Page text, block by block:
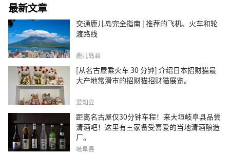
最新文章
交通鹿儿岛完全指南 | 推荐的飞机、火车和轮
渡路线
鹿儿岛县
[从名古屋乘火车 30 分钟] 介绍日本招财猫最
大产地常滑市的招财猫招财猫展览。
爱知县
距离名古屋仅30分钟车程！来大垣岐阜县品尝
清酒吧！这里有三家备受喜爱的当地清酒酿造
厂。
岐阜县